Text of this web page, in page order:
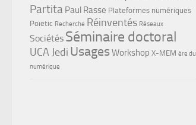
Partita Paul Rasse Plateformes numériques
Poïetic Recherche Réinventés Réseaux
Sociétés Séminaire doctoral
UCA Jedi UsagesWorkshop X-MEM ère du
numérique